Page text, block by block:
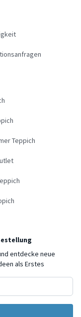
Teppich
entdecke neue
als Erstes